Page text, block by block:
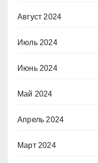
Август 2024
Июль 2024
Июнь 2024
Май 2024
Апрель 2024
Март 2024